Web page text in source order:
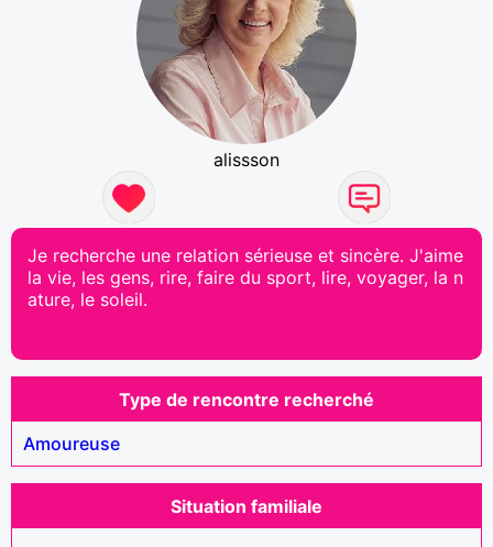
alissson
Je recherche une relation sérieuse et sincère. J'aime
la vie, les gens, rire, faire du sport, lire, voyager, la n
ature, le soleil.
Type de rencontre recherché
Amoureuse
Situation familiale